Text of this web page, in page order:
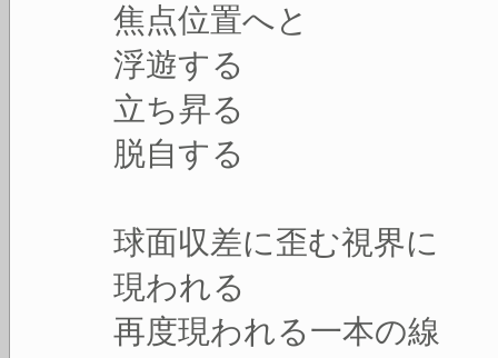
焦点位置へと
浮遊する
立ち昇る
脱自する
球面収差に歪む視界に
現われる
再度現われる一本の線